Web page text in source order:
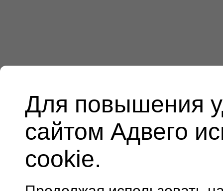
Для повышения
сайтом Адвего
cookie.